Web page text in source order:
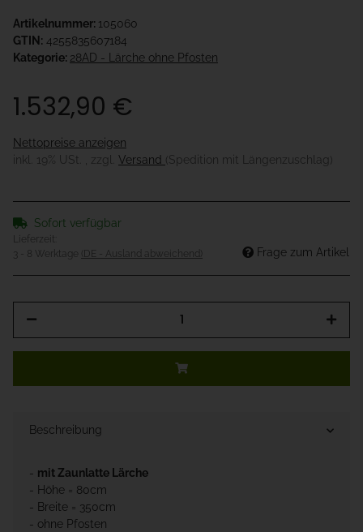
Artikelnummer: 105060
GTIN: 4255835607184
Kategorie: 28AD - Lärche ohne Pfosten
1.532,90 €
Nettopreise anzeigen
inkl. 19% USt. , zzgl. Versand (Spedition mit Längenzuschlag)
Sofort verfügbar
Lieferzeit:
3 - 8 Werktage
(DE - Ausland abweichend) Frage zum Artikel
Beschreibung
- mit Zaunlatte Lärche
- Höhe = 80cm
- Breite = 350cm
- ohne Pfosten